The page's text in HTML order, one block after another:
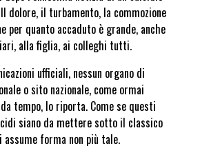
dolore, il turbamento, la commozione
per quanto accaduto è grande, anche
alla figlia, ai colleghi tutti.
ufficiali, nessun organo di
o sito nazionale, come ormai
tempo, lo riporta. Come se questi
siano da mettere sotto il classico
forma non più tale.